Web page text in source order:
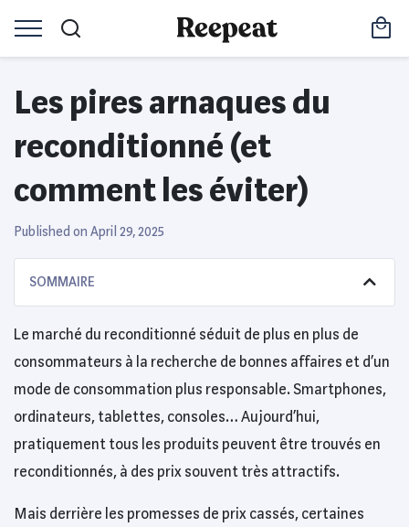
Les pires arnaques du
reconditionné (et
comment les éviter)
Published on April 29, 2025
SOMMAIRE
Le marché du reconditionné séduit de plus en plus de
consommateurs à la recherche de bonnes affaires et d’un
mode de consommation plus responsable. Smartphones,
ordinateurs, tablettes, consoles… Aujourd’hui,
pratiquement tous les produits peuvent être trouvés en
reconditionnés, à des prix souvent très attractifs.
Mais derrière les promesses de prix cassés, certaines